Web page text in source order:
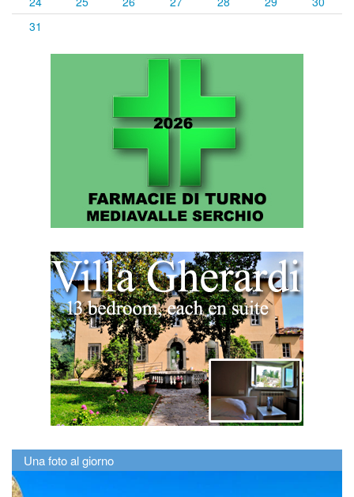
31
Una foto al giorno